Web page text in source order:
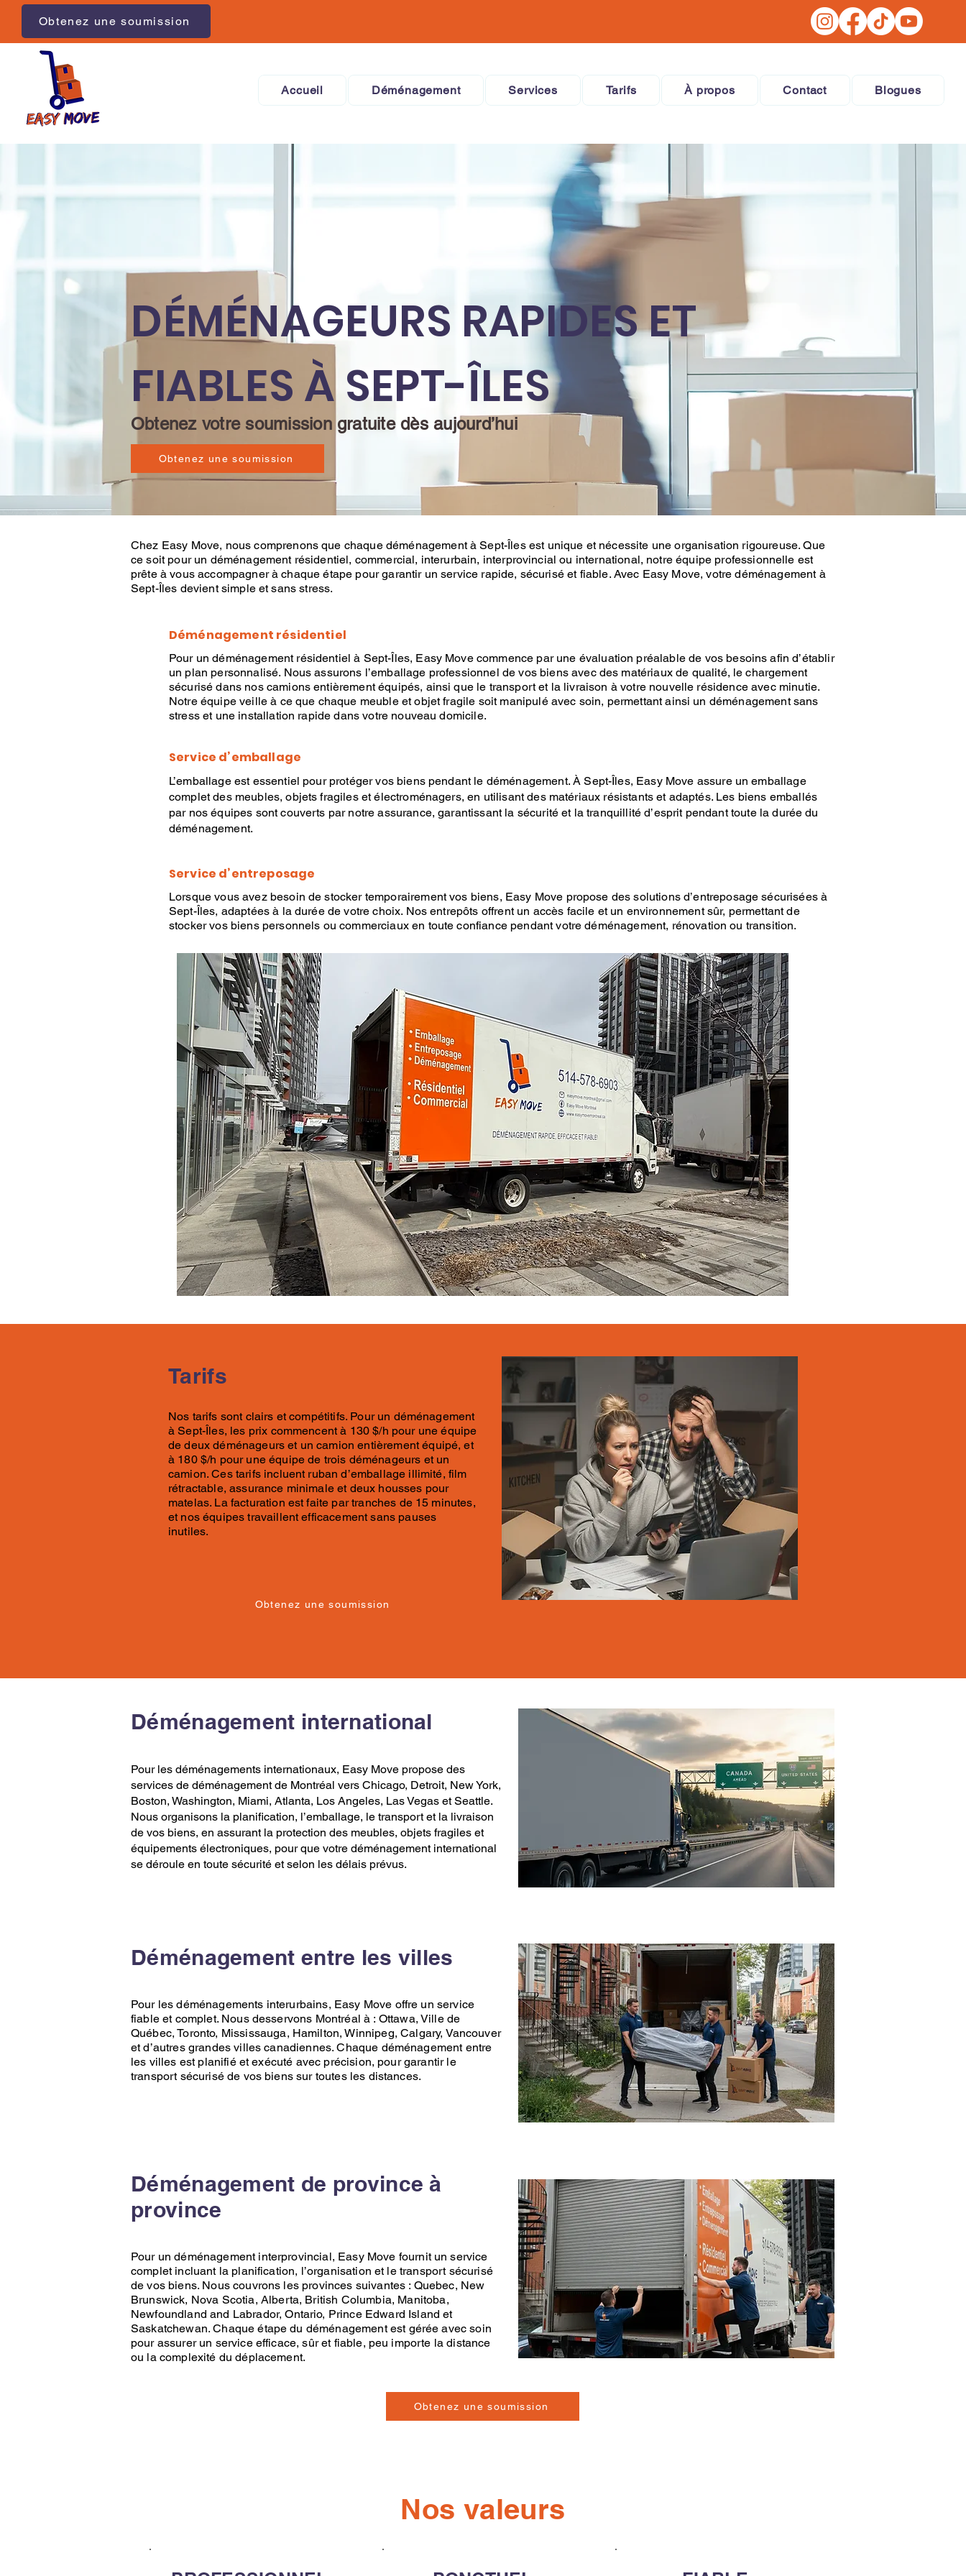
Obtenez une soumission
Accueil Déménagement Services Tarifs À propos Contact Blogues
DÉMÉNAGEURS RAPIDES ET
FIABLES À SEPT-ÎLES
Obtenez votre soumission gratuite dès aujourd’hui
Obtenez une soumission
Chez Easy Move, nous comprenons que chaque déménagementà Sept-Îles est unique et nécessite une organisation rigoureuse. Que
ce soit pour un déménagement résidentiel, commercial, interurbain, interprovincial ou international, notre équipe professionnelle est
prête à vous accompagner à chaque étape pour garantir un service rapide, sécurisé et fiable. Avec Easy Move, votredéménagement à
Sept-Îles devient simple et sans stress.
Déménagement résidentiel
Pour undéménagement résidentiel à Sept-Îles, Easy Movecommence par une évaluation préalable de vos besoins afin d’établir
un plan personnalisé. Nous assurons l’emballage professionnel de vos biens avec des matériaux de qualité, le chargement
sécurisé dans nos camions entièrement équipés, ainsi que le transport et la livraison à votre nouvelle résidence avec minutie.
Notre équipe veille à ce que chaque meuble et objet fragile soit manipulé avec soin, permettant ainsi un déménagementsans
stress et une installation rapide dans votre nouveau domicile.
Service d’emballage
L’emballageest essentiel pour protéger vos biens pendant le déménagement. À Sept-Îles, Easy Move assure unemballage
complet des meubles, objets fragiles et électroménagers, en utilisant des matériaux résistants et adaptés. Les biens emballés
par nos équipes sont couverts par notre assurance, garantissant la sécurité et la tranquillité d’esprit pendant toute la durée du
déménagement.
Service d’entreposage
Lorsque vous avez besoin de stocker temporairement vos biens, Easy Move propose dessolutions d’entreposage sécuriséesà
Sept-Îles, adaptées à la durée de votre choix. Nos entrepôts offrent un accès facile et un environnement sûr, permettant de
stocker vos biens personnels ou commerciaux en toute confiance pendant votredéménagement, rénovation ou transition.
Tarifs
Nos tarifs sont clairs et compétitifs. Pour un déménagement
à Sept-Îles, les prix commencent à 130 $/h pourune équipe
de deux déménageurs et un camion entièrement équipé, et
à 180 $/h pourune équipe de trois déménageurs et un
camion. Ces tarifsincluent ruban d’emballage illimité, film
rétractable, assurance minimale et deux housses pour
matelas. La facturation est faite par tranches de 15 minutes,
et nos équipes travaillent efficacement sans pauses
inutiles.
Obtenez une soumission
Déménagement international
​Pour les déménagements internationaux, Easy Move propose des
services de déménagementde Montréal vers Chicago, Detroit, New York,
Boston, Washington, Miami, Atlanta, Los Angeles, Las Vegas etSeattle.
Nous organisons la planification, l’emballage, le transport et la livraison
de vos biens, en assurant la protection des meubles, objets fragiles et
équipements électroniques, pour que votre déménagementinternational
se déroule en toute sécurité et selon les délais prévus.
Déménagement entre les villes
Pour les déménagements interurbains, Easy Move offre un service
fiable et complet. Nous desservons Montréal à : Ottawa, Ville de
Québec,Toronto, Mississauga, Hamilton,Winnipeg,Calgary, Vancouver
et d’autres grandes villes canadiennes. Chaque déménagemententre
les villes est planifié et exécuté avec précision, pour garantir le
transport sécurisé de vos biens sur toutes les distances.
Déménagement de province à
province
Pour un déménagement interprovincial, Easy Move fournit un service
complet incluant la planification, l’organisation et le transport sécurisé
de vos biens. Nous couvrons les provinces suivantes : Quebec, New
Brunswick, Nova Scotia, Alberta, British Columbia, Manitoba,
Newfoundland and Labrador,Ontario, Prince Edward Island et
Saskatchewan. Chaque étape du déménagementest gérée avec soin
pour assurer un service efficace, sûr et fiable, peu importe la distance
ou la complexité du déplacement.
Obtenez une soumission
Nos valeurs